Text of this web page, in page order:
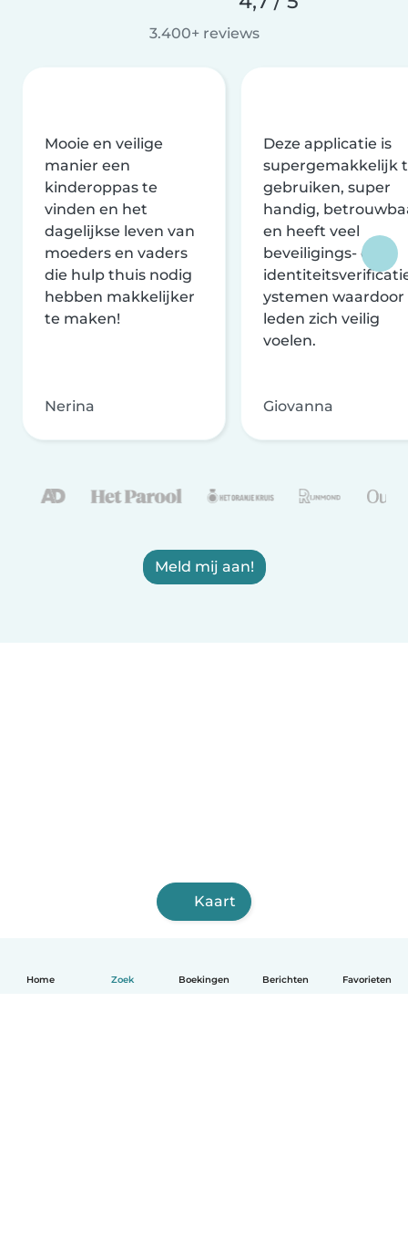
Home Zoek Boekingen Berichten Favorieten
3.400+ reviews
Mooie en veilige
manier een
kinderoppas te
vinden en het
dagelijkse leven van
moeders en vaders
die hulp thuis nodig
hebben makkelijker
te maken!
Nerina
Deze applicatie is
supergemakkelijk
gebruiken, super
handig,
en heeft veel
beveiligings- en
ystemen waardoor
leden zich veilig
voelen.
Giovanna
Meld mij aan!
Kaart